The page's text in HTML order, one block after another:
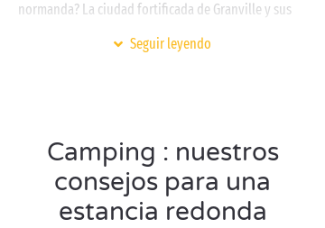
normanda? La ciudad fortificada de Granville y sus
sea un decorado de película para los más pequeños o
arte callejero, único en Francia. Propone funciones
de circo, teatro, performances o conciertos que
deleitarán a todos los miembros de la familia.
Seguir leyendo
Camping : nuestros
consejos para una
estancia redonda